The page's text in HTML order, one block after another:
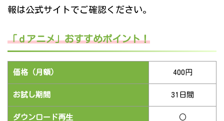
報は公式サイトでご確認ください。
「ｄアニメ」おすすめポイント！
価格（月額） 400円
お試し期間 31日間
ダウンロード再生 ○